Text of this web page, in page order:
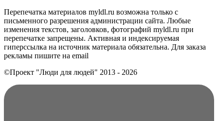
Перепечатка материалов myldl.ru возможна только с
письменного разрешения администрации сайта. Любые
изменения текстов, заголовков, фотографий myldl.ru при
перепечатке запрещены. Активная и индексируемая
гиперссылка на источник материала обязательна. Для заказа
рекламы пишите на еmail
©Проект "Люди для людей" 2013 - 2026